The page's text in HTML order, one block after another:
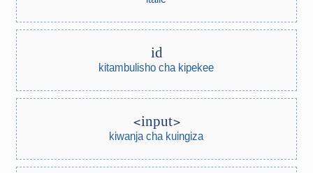
id
kitambulisho cha kipekee
input
kiwanja cha kuingiza